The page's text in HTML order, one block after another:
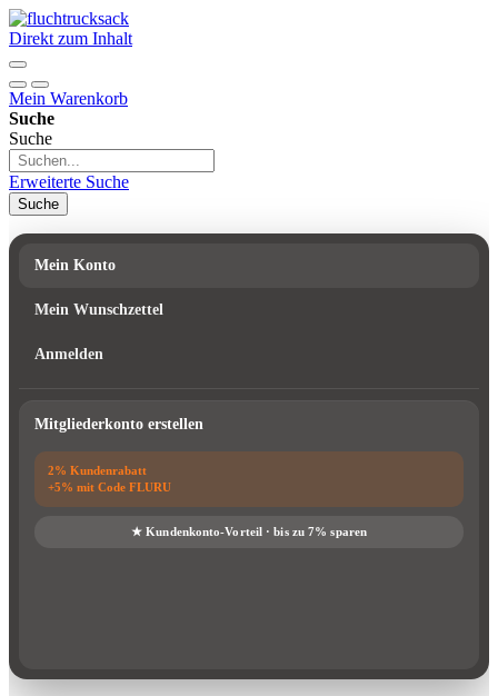
Direkt zum Inhalt
Mein Warenkorb
Suche
Suche
Erweiterte Suche
Suche
Mein Konto
Mein Wunschzettel
Anmelden
Mitgliederkonto erstellen